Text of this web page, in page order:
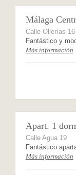
Málaga
Calle Ollerías 16
Fantástico y
Más información
Apart. 1
Calle Agua 19
Fantástico
Más información